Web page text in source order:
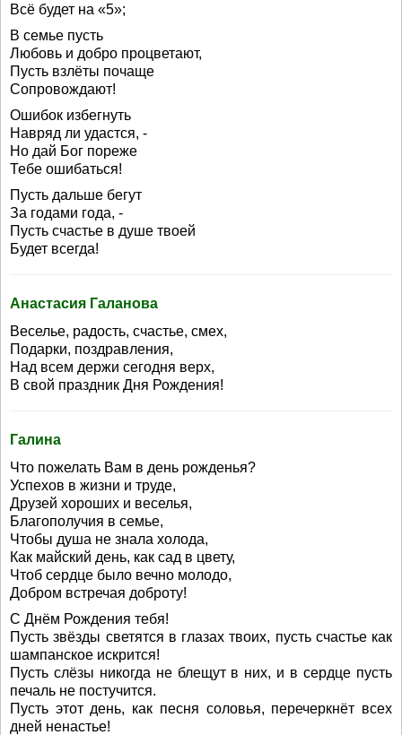
Всё будет на «5»;
В семье пусть
Любовь и добро процветают,
Пусть взлёты почаще
Сопровождают!
Ошибок избегнуть
Навряд ли удастся, -
Но дай Бог пореже
Тебе ошибаться!
Пусть дальше бегут
За годами года, -
Пусть счастье в душе твоей
Будет всегда!
Анастасия Галанова
Веселье, радость, счастье, смех,
Подарки, поздравления,
Над всем держи сегодня верх,
В свой праздник Дня Рождения!
Галина
Что пожелать Вам в день рожденья?
Успехов в жизни и труде,
Друзей хороших и веселья,
Благополучия в семье,
Чтобы душа не знала холода,
Как майский день, как сад в цвету,
Чтоб сердце было вечно молодо,
Добром встречая доброту!
С Днём Рождения тебя!
Пусть звёзды светятся в глазах твоих, пусть счастье как
шампанское искрится!
Пусть слёзы никогда не блещут в них, и в сердце пусть
печаль не постучится.
Пусть этот день, как песня соловья, перечеркнёт всех
дней ненастье!